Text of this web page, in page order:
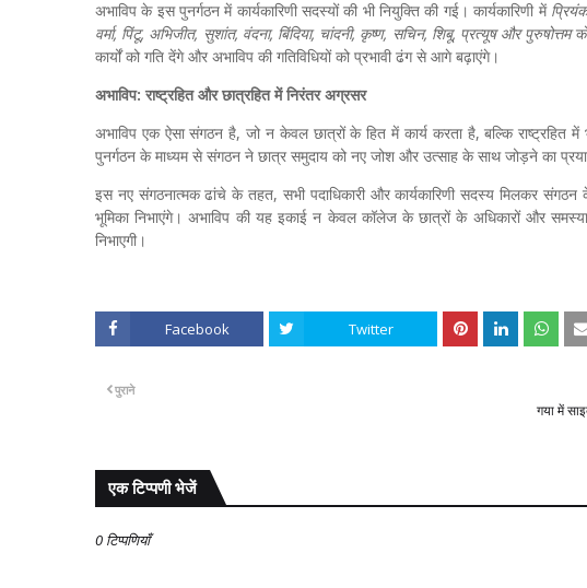
अभाविप के इस पुनर्गठन में कार्यकारिणी सदस्यों की भी नियुक्ति की गई। कार्यकारिणी में
वर्मा, पिंटू, अभिजीत, सुशांत, वंदना, बिंदिया, चांदनी, कृष्ण, सचिन, शिबू, प्रत्यूष और पुरुषोत्तम
कार्यों को गति देंगे और अभाविप की गतिविधियों को प्रभावी ढंग से आगे बढ़ाएंगे।
अभाविप: राष्ट्रहित और छात्रहित में निरंतर अग्रसर
अभाविप एक ऐसा संगठन है, जो न केवल छात्रों के हित में कार्य करता है, बल्कि राष्ट्रहित
पुनर्गठन के माध्यम से संगठन ने छात्र समुदाय को नए जोश और उत्साह के साथ जोड़ने का
इस नए संगठनात्मक ढांचे के तहत, सभी पदाधिकारी और कार्यकारिणी सदस्य मिलकर संगठन
भूमिका निभाएंगे। अभाविप की यह इकाई न केवल कॉलेज के छात्रों के अधिकारों और समस्याओं
निभाएगी।
Facebook Twitter
गया में
पुराने
एक टिप्पणी भेजें
0 टिप्पणियाँ
पहाड़ी क्षेत्र से
खिजरसराय में महिला की हत्या, पुलिस ने छह घंटे में आरोपी को
दबोचा
गया: